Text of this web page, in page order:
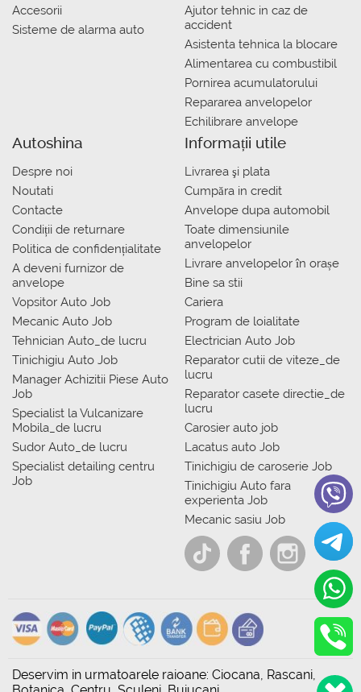
Accesorii
Sisteme de alarma auto
Ajutor tehnic in caz de
accident
Asistenta tehnica la blocare
Alimentarea cu combustibil
Pornirea acumulatorului
Repararea anvelopelor
Echilibrare anvelope
Autoshina
Despre noi
Noutati
Contacte
Condiții de returnare
Politica de confidențialitate
A deveni furnizor de
anvelope
Vopsitor Auto Job
Mecanic Auto Job
Tehnician Auto_de lucru
Tinichigiu Auto Job
Manager Achizitii Piese Auto
Job
Specialist la Vulcanizare
Mobila_de lucru
Sudor Auto_de lucru
Specialist detailing centru
Job
Informații utile
Livrarea şi plata
Сumpăra in credit
Anvelope dupa automobil
Toate dimensiunile
anvelopelor
Livrare anvelopelor în orașe
Bine sa stii
Cariera
Program de loialitate
Electrician Auto Job
Reparator cutii de viteze_de
lucru
Reparator casete directie_de
lucru
Carosier auto job
Lacatus auto Job
Tinichigiu de caroserie Job
Tinichigiu Auto fara
experienta Job
Mecanic sasiu Job
Deservim in urmatoarele raioane: Ciocana, Rascani,